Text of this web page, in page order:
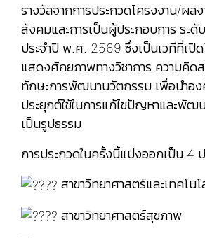
รางวัลจากการประกวดโครงงาน/ผล
สังคมและการเป็นผู้ประกอบการ ระ
ประจำปี พ.ศ. 2569 ซึ่งเป็นเวทีที่เปิ
แสดงศักยภาพทางวิชาการ ความคิด
ทักษะการพัฒนานวัตกรรม เพื่อนำอง
ประยุกต์ใช้ในการแก้ไขปัญหาและพัฒ
เป็นรูปธรรม
การประกวดในครั้งนี้แบ่งออกเป็น 4
สาขาวิทยาศาสตร์และเทคโน
สาขาวิทยาศาสตร์สุขภาพ